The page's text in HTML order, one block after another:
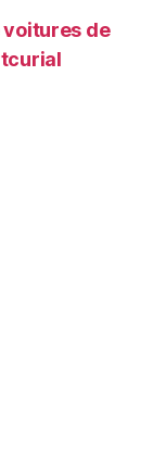
voitures de